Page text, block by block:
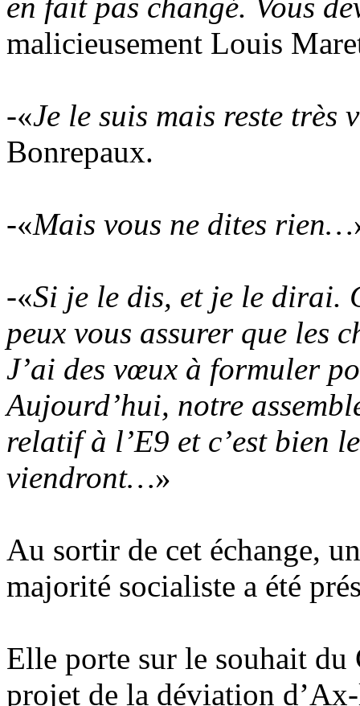
malicieusement Louis
-«Je le suis mais reste très
Bonrepaux.
-«Mais vous ne dites rien…
-«Si je le dis, et je le dirai.
peux vous assurer que les
J’ai des vœux à formuler
Aujourd’hui, notre
relatif à l’E9 et c’est bien
viendront…»
Au sortir de cet échange,
majorité socialiste a été
Elle porte sur le souhait
projet de la déviation